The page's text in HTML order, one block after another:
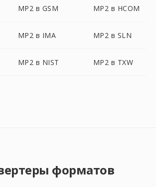
MP2 в GSM MP2 в HCOM
MP2 в IMA MP2 в SLN
MP2 в NIST MP2 в TXW
форматов